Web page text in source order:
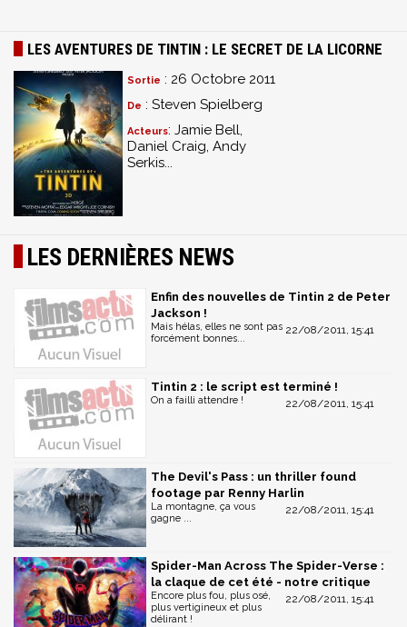
LES AVENTURES DE TINTIN : LE SECRET DE LA LICORNE
Sortie : 26 Octobre 2011
De : Steven Spielberg
Acteurs: Jamie Bell,
Daniel Craig, Andy
Serkis...
LES DERNIÈRES NEWS
Enfin des nouvelles de Tintin 2 de Peter
Jackson !
22/08/2011, 15:41
Mais hélas, elles ne sont pas
forcément bonnes...
Tintin 2 : le script est terminé !
22/08/2011, 15:41
On a failli attendre !
The Devil's Pass : un thriller found
footage par Renny Harlin
22/08/2011, 15:41
La montagne, ça vous
gagne ...
Spider-Man Across The Spider-Verse :
la claque de cet été - notre critique
22/08/2011, 15:41
Encore plus fou, plus osé,
plus vertigineux et plus
délirant !